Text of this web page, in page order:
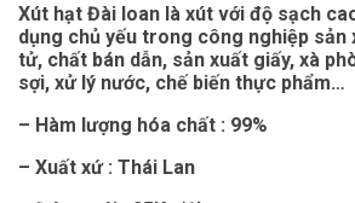
Xút hạt Đài loan là xút với độ sạch
dụng chủ yếu trong công nghiệp sản
tử, chất bán dẫn, sản xuất giấy, xà
sợi, xử lý nước, chế biến thực phẩm…
– Hàm lượng hóa chất : 99%
– Xuất xứ : Thái Lan